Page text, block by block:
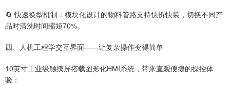
🔄 快速换型机制：模块化设计的物料管路支持快拆快装，切换不同产
品时清洗时间缩短70%。
四、人机工程学交互界面——让复杂操作变得简单
10英寸工业级触摸屏搭载图形化HMI系统，带来直观便捷的操控体
验：